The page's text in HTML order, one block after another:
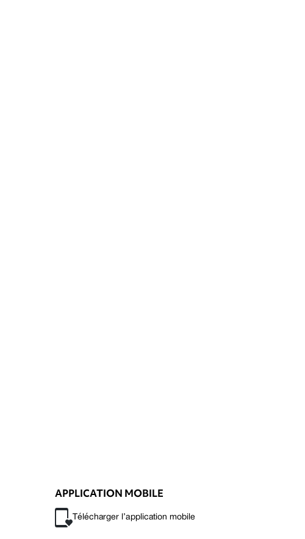
APPLICATION MOBILE
Télécharger l’application mobile